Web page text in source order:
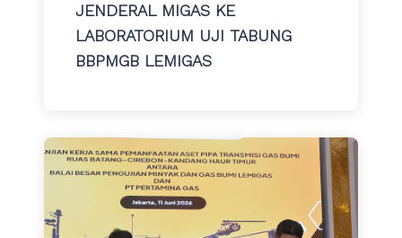
JENDERAL MIGAS KE
LABORATORIUM UJI TABUNG
BBPMGB LEMIGAS